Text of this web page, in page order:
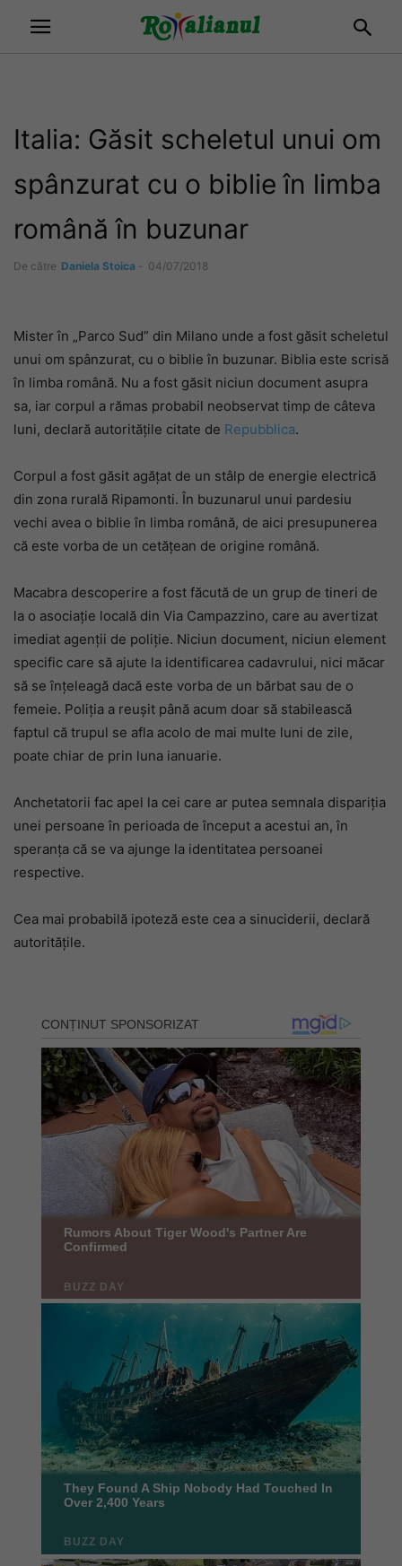
Italia: Găsit scheletul unui om
spânzurat cu o biblie în limba
română în buzunar
De către Daniela Stoica - 04/07/2018
Mister în „Parco Sud” din Milano unde a fost găsit scheletul
unui om spânzurat, cu o biblie în buzunar. Biblia este scrisă
în limba română. Nu a fost găsit niciun document asupra
sa, iar corpul a rămas probabil neobservat timp de câteva
luni, declară autoritățile citate de Repubblica.
Corpul a fost găsit agățat de un stâlp de energie electrică
din zona rurală Ripamonti. În buzunarul unui pardesiu
vechi avea o biblie în limba română, de aici presupunerea
că este vorba de un cetățean de origine română.
Macabra descoperire a fost făcută de un grup de tineri de
la o asociație locală din Via Campazzino, care au avertizat
imediat agenții de poliție. Niciun document, niciun element
specific care să ajute la identificarea cadavrului, nici măcar
să se înțeleagă dacă este vorba de un bărbat sau de o
femeie. Poliția a reușit până acum doar să stabilească
faptul că trupul se afla acolo de mai multe luni de zile,
poate chiar de prin luna ianuarie.
Anchetatorii fac apel la cei care ar putea semnala dispariția
unei persoane în perioada de început a acestui an, în
speranța că se va ajunge la identitatea persoanei
respective.
Cea mai probabilă ipoteză este cea a sinuciderii, declară
autoritățile.